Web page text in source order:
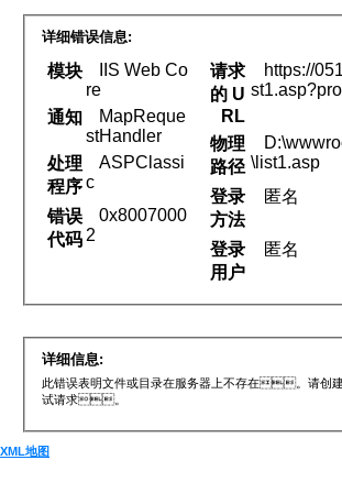
详细错误信息:
模块
IIS Web Co
re
通知
MapReque
stHandler
处理
程序
ASPClassi
c
错误
代码
0x8007000
2
请求
的 U
RL
https://
物理
路径 \list1.asp
登录
方法
匿名
登录
用户
匿名
详细信息:
此错误表明文件或目录在服务器上不存在。请创
试请求。
XML地图